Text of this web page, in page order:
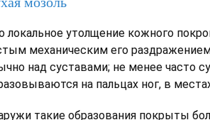
локальное утолщение кожного
механическим его
над суставами; не менее часто
на пальцах ног, в
такие образования покрыты